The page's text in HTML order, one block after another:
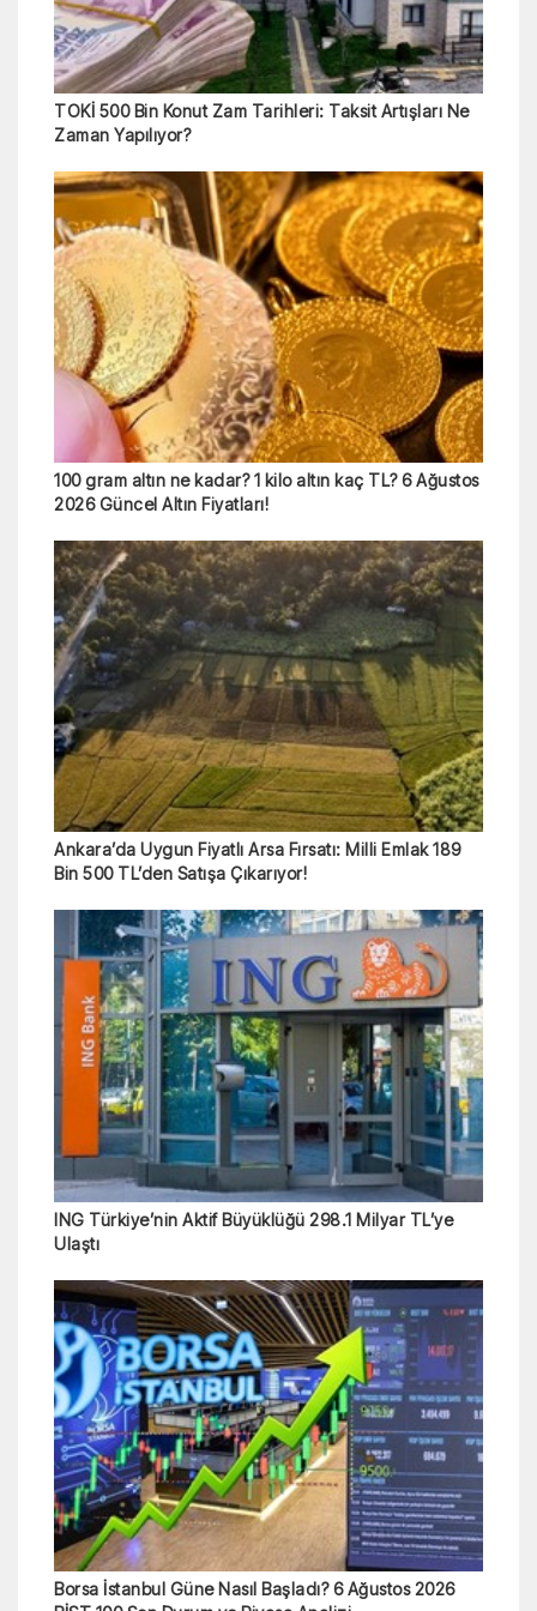
TOKİ 500 Bin Konut Zam Tarihleri: Taksit Artışları Ne
Zaman Yapılıyor?
100 gram altın ne kadar? 1 kilo altın kaç TL? 6 Ağustos
2026 Güncel Altın Fiyatları!
Ankara’da Uygun Fiyatlı Arsa Fırsatı: Milli Emlak 189
Bin 500 TL’den Satışa Çıkarıyor!
ING Türkiye’nin Aktif Büyüklüğü 298.1 Milyar TL’ye
Ulaştı
Borsa İstanbul Güne Nasıl Başladı? 6 Ağustos 2026